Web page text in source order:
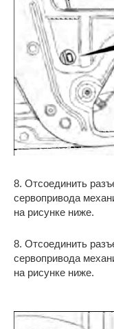
8. Отсоединить
сервопривода
на рисунке ниже.
8. Отсоединить
сервопривода
на рисунке ниже.